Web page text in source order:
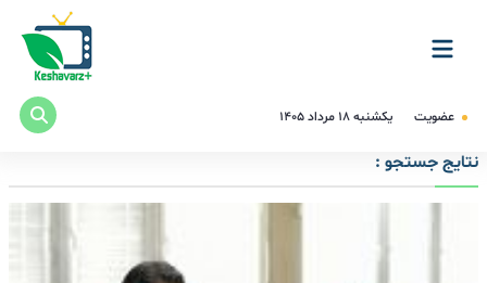
عضویت یکشنبه ۱۸ مرداد ۱۴۰۵
نتایج جستجو :